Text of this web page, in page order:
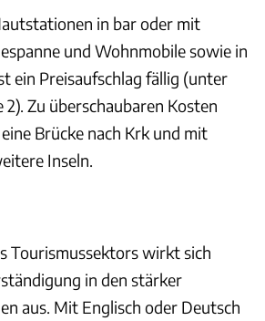
in bar oder mit
und Wohnmobile sowie in
ein Preisaufschlag fällig (unter
2). Zu überschaubaren Kosten
Brücke nach Krk und mit
Inseln.
Tourismussektors wirkt sich
in den stärker
aus. Mit Englisch oder Deutsch